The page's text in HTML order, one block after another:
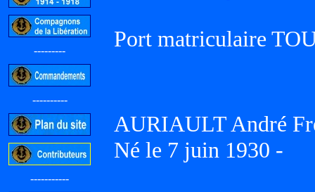
---------
----------
-----------
Port matriculaire
AURIAULT André
Né le 7 juin 1930 -